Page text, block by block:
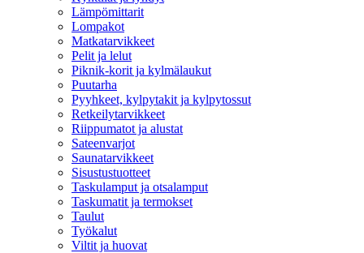
Lämpömittarit
Lompakot
Matkatarvikkeet
Pelit ja lelut
Piknik-korit ja kylmälaukut
Puutarha
Pyyhkeet, kylpytakit ja kylpytossut
Retkeilytarvikkeet
Riippumatot ja alustat
Sateenvarjot
Saunatarvikkeet
Sisustustuotteet
Taskulamput ja otsalamput
Taskumatit ja termokset
Taulut
Työkalut
Viltit ja huovat